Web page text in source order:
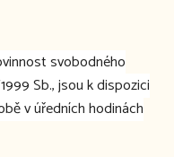
svobodného
Sb., jsou k dispozici
v úředních hodinách